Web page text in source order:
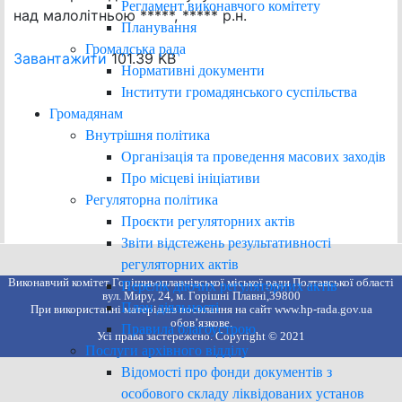
Регламент виконавчого комітету
Планування
Громадська рада
Нормативні документи
Інститути громадянського суспільства
Громадянам
Внутрішня політика
Організація та проведення масових заходів
Про місцеві ініціативи
Регуляторна політика
Проєкти регуляторних актів
Звіти відстежень результативності
регуляторних актів
Перелік діючих регуляторних актів
План діяльності
Правила благоустрою
Послуги архівного відділу
Відомості про фонди документів з
особового складу ліквідованих установ
над малолітньою *****, ***** р.н.
Завантажити101.39 KB
Виконавчий комітет Горішньоплавнівської міської ради Полтавської області
вул. Миру, 24, м. Горішні Плавні,39800
При використанні матеріалів посилання на сайт www.hp-rada.gov.ua
обов’язкове.
Усі права застережено. Copyright © 2021